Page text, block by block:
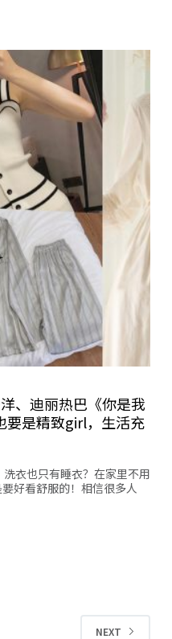
、迪丽热巴《你是我
要是精致girl，生活充
衣也只有睡衣？在家里不用
好看舒服的！相信很多人
NEXT